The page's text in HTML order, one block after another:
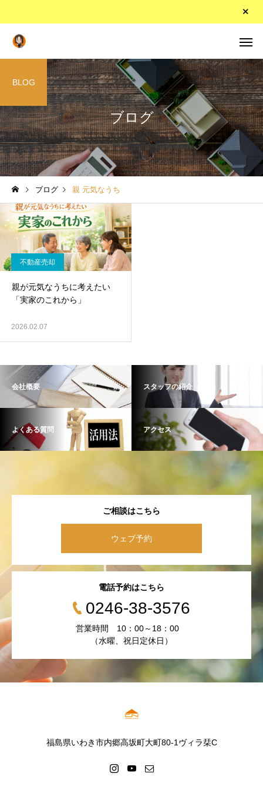
ブログ
BLOG
ブログ 親 元気なうち
不動産売却
親が元気なうちに考えたい
「実家のこれから」
2026.02.07
会社概要 スタッフの紹介
よくある質問 アクセス
ご相談はこちら
ウェブ予約
電話予約はこちら
0246-38-3576
営業時間 10：00～18：00
（水曜、祝日定休日）
福島県いわき市内郷高坂町大町80-1ヴィラ栞C